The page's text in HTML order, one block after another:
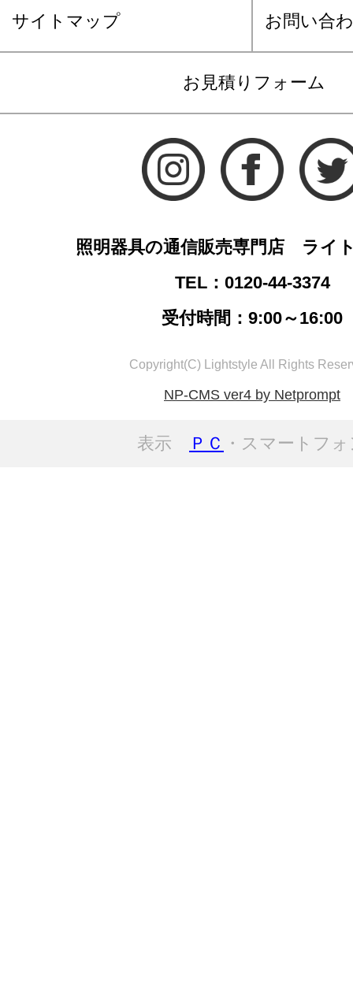
サイトマップ お問い合
お見積りフォーム
照明器具の通信販売専門店 ライ
TEL：0120-44-3374
受付時間：9:00～16:00
Copyright(C) Lightstyle All Rights
NP-CMS ver4 by Netprompt
表示 ＰＣ ・スマートフ